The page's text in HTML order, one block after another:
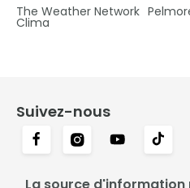
The Weather Network
Clima
Suivez-nous